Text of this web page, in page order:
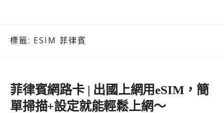
標籤: ESIM 菲律賓
菲律賓網路卡 | 出國上網用eSIM，簡
單掃描+設定就能輕鬆上網～